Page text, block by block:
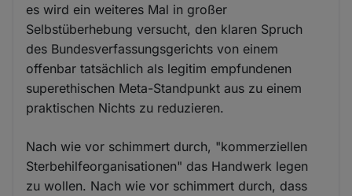
es wird ein weiteres Mal in großer
Selbstüberhebung versucht, den klaren Spruch
des Bundesverfassungsgerichts von einem
offenbar tatsächlich als legitim empfundenen
superethischen Meta-Standpunkt aus zu einem
praktischen Nichts zu reduzieren.
Nach wie vor schimmert durch, "kommerziellen
Sterbehilfeorganisationen" das Handwerk legen
zu wollen. Nach wie vor schimmert durch, dass